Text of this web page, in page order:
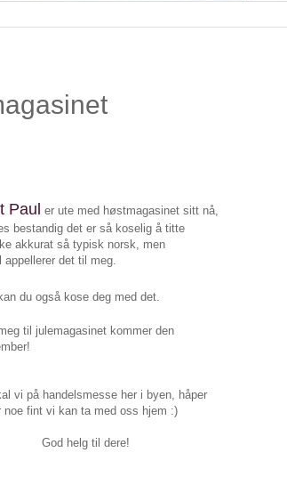
Paul
er ute med høstmagasinet sitt nå,
bestandig det er så koselig å titte
akkurat så typisk norsk, men
appellerer det til meg.
kan du også kose deg med det.
til julemagasinet kommer den
vi på handelsmesse her i byen, håper
noe fint vi kan ta med oss hjem :)
helg til dere!